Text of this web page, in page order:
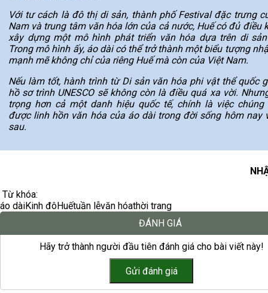
Với tư cách là đô thị di sản, thành phố Festival đặc trưng
Nam và trung tâm văn hóa lớn của cả nước, Huế có đủ điều
xây dựng một mô hình phát triển văn hóa dựa trên di
Trong mô hình ấy, áo dài có thể trở thành một biểu tượng
mạnh mẽ không chỉ của riêng Huế mà còn của Việt Nam.
Nếu làm tốt, hành trình từ Di sản văn hóa phi vật thể quốc
hồ sơ trình UNESCO sẽ không còn là điều quá xa vời.
trọng hơn cả một danh hiệu quốc tế, chính là việc
được linh hồn văn hóa của áo dài trong đời sống hôm nay
sau.
Từ khóa:
áo dàiKinh đôHuếtuần lễvăn hóathời trang
ĐÁNH GIÁ
Hãy trở thành người đầu tiên đánh giá cho bài viết này!